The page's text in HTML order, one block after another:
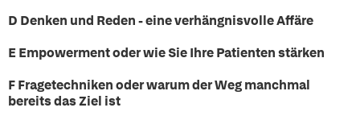
D Denken und Reden - eine verhängnisvolle Affäre
E Empowerment oder wie Sie Ihre Patienten stärken
F Fragetechniken oder warum der Weg manchmal
bereits das Ziel ist